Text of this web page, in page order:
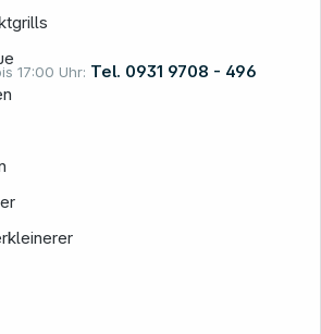
17:00 Uhr: Tel. 0931 9708 - 496